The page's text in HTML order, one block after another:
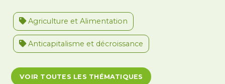
Agriculture et Alimentation
Anticapitalisme et décroissance
Antiracisme et décolonisation
VOIR TOUTES LES THÉMATIQUES